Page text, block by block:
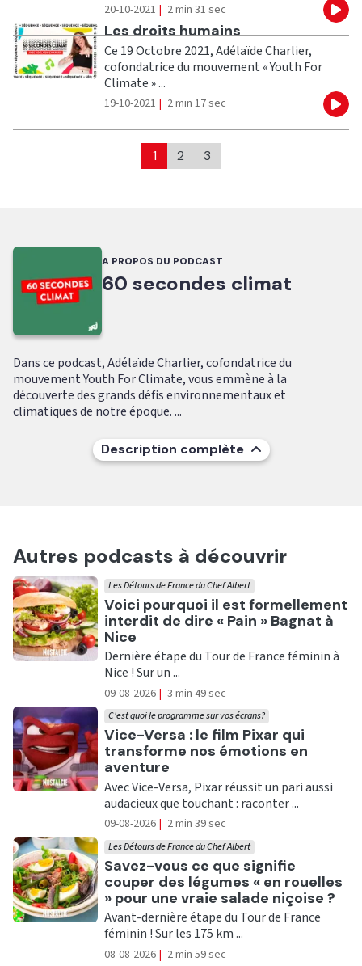
20-10-2021 | 2 min 31 sec
Ecouter
Les droits humains
Ce 19 Octobre 2021, Adélaïde Charlier,
cofondatrice du mouvement « Youth For
Climate » ...
19-10-2021 | 2 min 17 sec
1 2 3
A PROPOS DU PODCAST
60 secondes climat
Dans ce podcast, Adélaïde Charlier, cofondatrice du
mouvement Youth For Climate, vous emmène à la
découverte des grands défis environnementaux et
climatiques de notre époque. ...
Description complète
Autres podcasts à découvrir
Ecouter
Voici pourquoi il est formellement
interdit de dire « Pain » Bagnat à
Nice
Les Détours de France du Chef Albert
Dernière étape du Tour de France féminin à
Nice ! Sur un ...
09-08-2026 | 3 min 49 sec
Ecouter
Vice-Versa : le film Pixar qui
transforme nos émotions en
aventure
C'est quoi le programme sur vos écrans?
Avec Vice-Versa, Pixar réussit un pari aussi
audacieux que touchant : raconter ...
09-08-2026 | 2 min 39 sec
Ecouter
Savez-vous ce que signifie
couper des légumes « en rouelles
» pour une vraie salade niçoise ?
Les Détours de France du Chef Albert
Avant-dernière étape du Tour de France
féminin ! Sur les 175 km ...
08-08-2026 | 2 min 59 sec